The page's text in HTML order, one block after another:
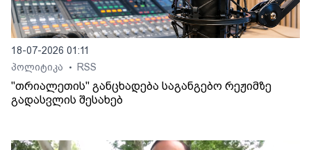
18-07-2026 01:11
პოლიტიკა
• RSS
"თრიალეთის" განცხადება საგანგებო რეჟიმზე
გადასვლის შესახებ